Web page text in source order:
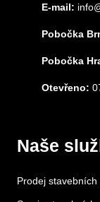
E-mail:
Pobočka
Pobočka
Otevřeno:
Naše
Prodej stavebních